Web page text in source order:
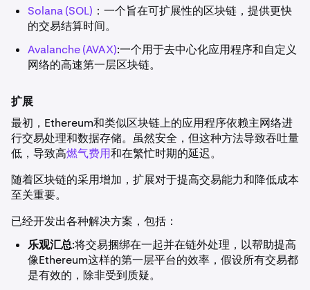
Solana (SOL) ：一个旨在可扩展性的区块链，提供更快
的交易结算时间。
Avalanche (AVAX):一个用于去中心化应用程序和自定义
网络的高速第一层区块链。
扩展
最初，Ethereum和类似区块链上的应用程序依赖主网络进
行交易处理和数据存储。虽然安全，但这种方法导致吞吐量
低，导致高燃气费用和在繁忙时期的延迟。
随着区块链的采用增加，扩展对于提高交易能力和降低成本
至关重要。
已经开发出各种解决方案，包括：
乐观汇总:将交易捆绑在一起并在链外处理，以帮助提高
像Ethereum这样的第一层平台的效率，假设所有交易都
是有效的，除非受到质疑。